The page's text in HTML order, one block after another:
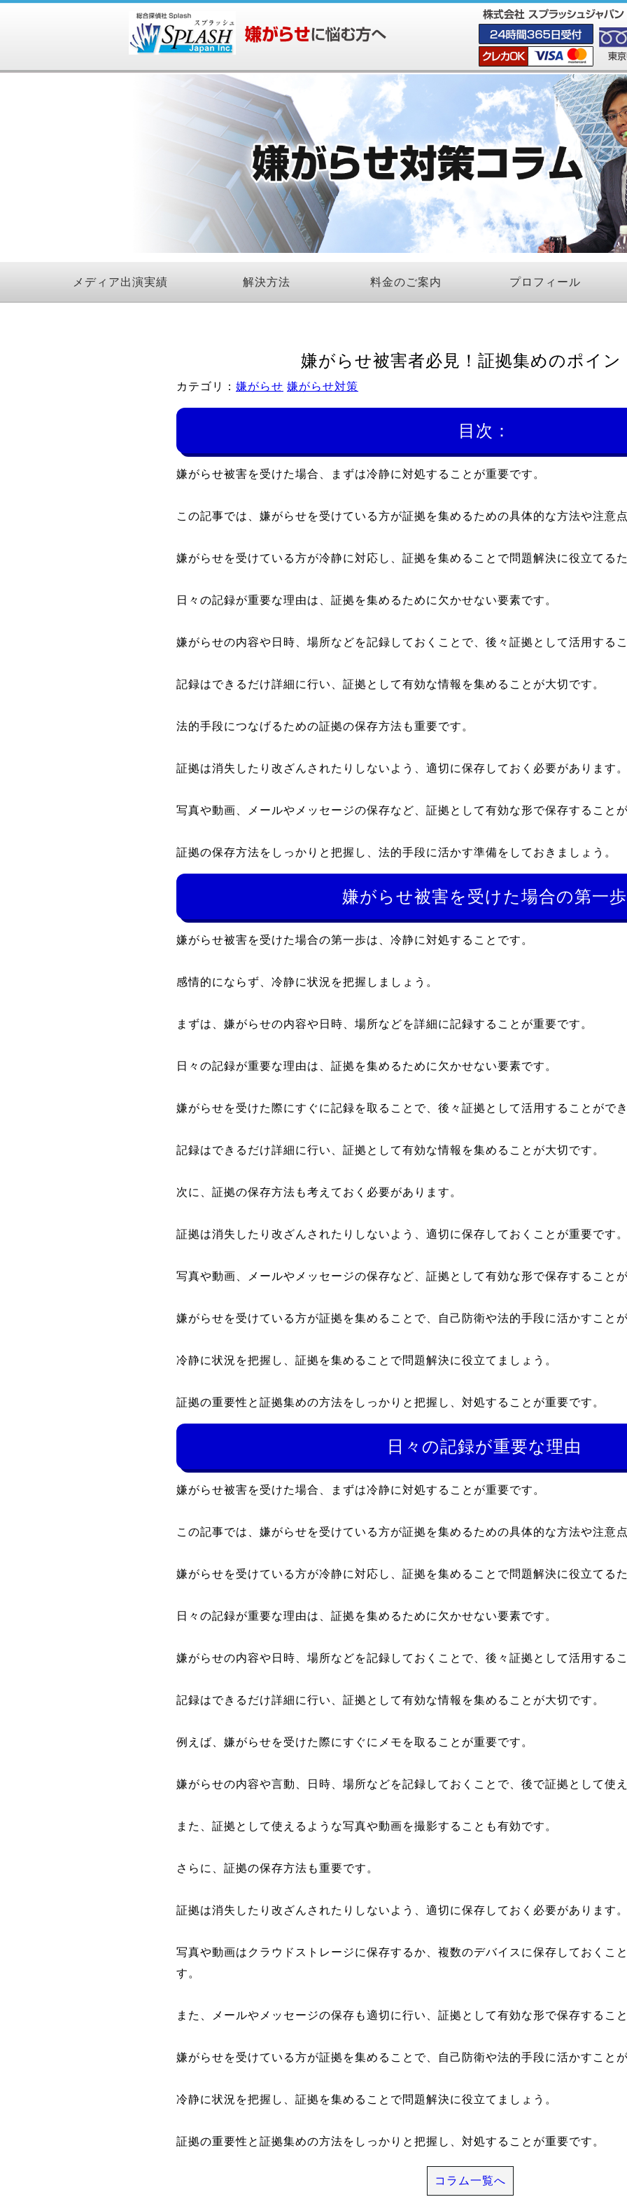
メディア出演実績 解決方法 料金のご案内 プロフィール
嫌がらせ被害者必見！証拠集めのポイン
カテゴリ： 嫌がらせ 嫌がらせ対策
目次：
嫌がらせ被害を受けた場合、まずは冷静に対処することが重要です。
この記事では、嫌がらせを受けている方が証拠を集めるための具体的な方法や注意
嫌がらせを受けている方が冷静に対応し、証拠を集めることで問題解決に役立てる
日々の記録が重要な理由は、証拠を集めるために欠かせない要素です。
嫌がらせの内容や日時、場所などを記録しておくことで、後々証拠として活用する
記録はできるだけ詳細に行い、証拠として有効な情報を集めることが大切です。
法的手段につなげるための証拠の保存方法も重要です。
証拠は消失したり改ざんされたりしないよう、適切に保存しておく必要があります。
写真や動画、メールやメッセージの保存など、証拠として有効な形で保存すること
証拠の保存方法をしっかりと把握し、法的手段に活かす準備をしておきましょう。
嫌がらせ被害を受けた場合の第一歩
嫌がらせ被害を受けた場合の第一歩は、冷静に対処することです。
感情的にならず、冷静に状況を把握しましょう。
まずは、嫌がらせの内容や日時、場所などを詳細に記録することが重要です。
日々の記録が重要な理由は、証拠を集めるために欠かせない要素です。
嫌がらせを受けた際にすぐに記録を取ることで、後々証拠として活用することができ
記録はできるだけ詳細に行い、証拠として有効な情報を集めることが大切です。
次に、証拠の保存方法も考えておく必要があります。
証拠は消失したり改ざんされたりしないよう、適切に保存しておくことが重要です。
写真や動画、メールやメッセージの保存など、証拠として有効な形で保存すること
嫌がらせを受けている方が証拠を集めることで、自己防衛や法的手段に活かすことが
冷静に状況を把握し、証拠を集めることで問題解決に役立てましょう。
証拠の重要性と証拠集めの方法をしっかりと把握し、対処することが重要です。
日々の記録が重要な理由
嫌がらせ被害を受けた場合、まずは冷静に対処することが重要です。
この記事では、嫌がらせを受けている方が証拠を集めるための具体的な方法や注意
嫌がらせを受けている方が冷静に対応し、証拠を集めることで問題解決に役立てる
日々の記録が重要な理由は、証拠を集めるために欠かせない要素です。
嫌がらせの内容や日時、場所などを記録しておくことで、後々証拠として活用する
記録はできるだけ詳細に行い、証拠として有効な情報を集めることが大切です。
例えば、嫌がらせを受けた際にすぐにメモを取ることが重要です。
嫌がらせの内容や言動、日時、場所などを記録しておくことで、後で証拠として使
また、証拠として使えるような写真や動画を撮影することも有効です。
さらに、証拠の保存方法も重要です。
証拠は消失したり改ざんされたりしないよう、適切に保存しておく必要があります。
写真や動画はクラウドストレージに保存するか、複数のデバイスに保存しておくこ
す。
また、メールやメッセージの保存も適切に行い、証拠として有効な形で保存するこ
嫌がらせを受けている方が証拠を集めることで、自己防衛や法的手段に活かすことが
冷静に状況を把握し、証拠を集めることで問題解決に役立てましょう。
証拠の重要性と証拠集めの方法をしっかりと把握し、対処することが重要です。
コラム一覧へ